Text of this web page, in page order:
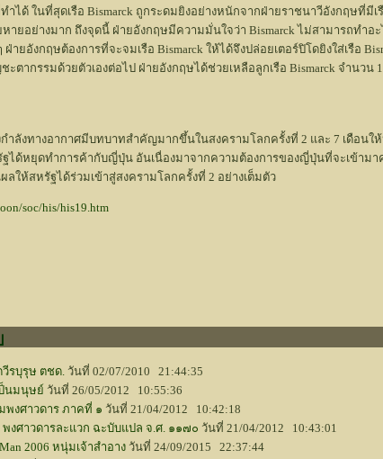
ำได้ ในที่สุดเรือ Bismarck ถูกระดมยิงอย่างหนักจากฝ่ายราชนาวีอังกฤษที่
หายอย่างมาก ถึงจุดนี้ ฝ่ายอังกฤษมีความมั่นใจว่า Bismarck ไม่สามารถทำ
ายอังกฤษต้องการที่จะจมเรือ Bismarck ให้ได้จึงปล่อยเตอร์ปิโดยิงใส่เรือ
ตากรรมด้วยตัวเองต่อไป ฝ่ายอังกฤษได้ช่วยเหลือลูกเรือ Bismarck จำนว
กำลังทางอากาศมีบทบาทสำคัญมากขึ้นในสงครามโลกครั้งที่ 2 และ 7 เดือน
ได้หยุดทำการค้ากับญี่ปุ่น อันเนื่องมาจากความต้องการของญี่ปุ่นที่จะเข้าม
ลให้สหรัฐได้ร่วมเข้าสู่สงครามโลกครั้งที่ 2 อย่างเต็มตัว
soc/his/his19.htm
รบุรุษ ตชด. วันที่ 02/07/2010 21:44:35
ป็นมนุษย์ วันที่ 26/05/2012 10:55:36
งศาวดาร ภาคที่ ๑ วันที่ 21/04/2012 10:42:18
พงศาวดารละแวก ฉะบับแปล จ.ศ. ๑๑๗๐ วันที่ 21/04/2012 10:43:01
2006 หนุ่มเจ้าสำอาง วันที่ 24/09/2015 22:37:44